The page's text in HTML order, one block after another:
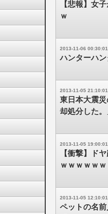
【悲報】女
ｗ
2013-11-06 00:30:01
ハンターハ
2013-11-05 21:10:01
東日本大震
却処分した
2013-11-05 19:00:01
【衝撃】ド
ｗｗｗｗｗｗ
2013-11-05 12:10:01
ペットの名